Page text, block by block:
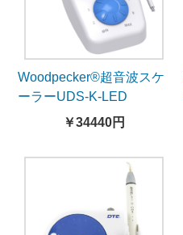
Woodpecker®超音波スケ
ーラーUDS-K-LED
￥34440円